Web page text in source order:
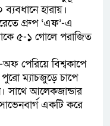
হারায়।
গ্রুপ ‘এফ’-এ
৫-১ গোলে পরাজিত
অফ পেরিয়ে বিশ্বকাপে
ম্যাচজুড়ে চাপে
সাথে আলেকজান্ডার
একটি করে